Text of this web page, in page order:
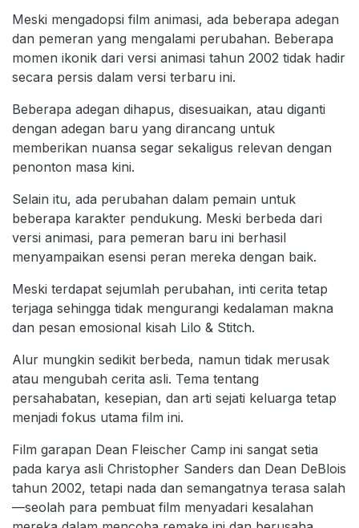
Meski mengadopsi film animasi, ada beberapa adegan
dan pemeran yang mengalami perubahan. Beberapa
momen ikonik dari versi animasi tahun 2002 tidak hadir
secara persis dalam versi terbaru ini.
Beberapa adegan dihapus, disesuaikan, atau diganti
dengan adegan baru yang dirancang untuk
memberikan nuansa segar sekaligus relevan dengan
penonton masa kini.
Selain itu, ada perubahan dalam pemain untuk
beberapa karakter pendukung. Meski berbeda dari
versi animasi, para pemeran baru ini berhasil
menyampaikan esensi peran mereka dengan baik.
Meski terdapat sejumlah perubahan, inti cerita tetap
terjaga sehingga tidak mengurangi kedalaman makna
dan pesan emosional kisah Lilo & Stitch.
Alur mungkin sedikit berbeda, namun tidak merusak
atau mengubah cerita asli. Tema tentang
persahabatan, kesepian, dan arti sejati keluarga tetap
menjadi fokus utama film ini.
Film garapan Dean Fleischer Camp ini sangat setia
pada karya asli Christopher Sanders dan Dean DeBlois
tahun 2002, tetapi nada dan semangatnya terasa salah
—seolah para pembuat film menyadari kesalahan